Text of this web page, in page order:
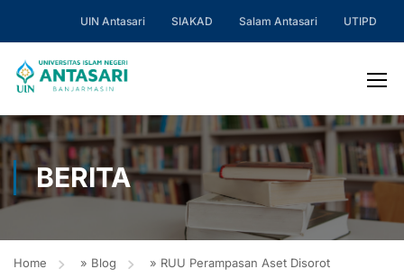
UIN Antasari SIAKAD Salam Antasari UTIPD
BERITA
Home » Blog » RUU Perampasan Aset Disorot